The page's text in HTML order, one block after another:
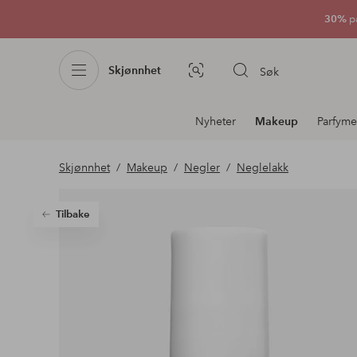
30%
Skjønnhet Bildesøk Søk
Avdelingsnavigering
Nyheter Makeup
Skjønnhet Makeup Negler Neglelakk
Tilbake